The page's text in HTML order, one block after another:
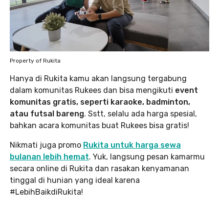
Property of Rukita
Hanya di Rukita kamu akan langsung tergabung
dalam komunitas Rukees dan bisa mengikuti event
komunitas gratis, seperti karaoke, badminton,
atau futsal bareng. Sstt, selalu ada harga spesial,
bahkan acara komunitas buat Rukees bisa gratis!
Nikmati juga promo Rukita untuk harga sewa
bulanan lebih hemat. Yuk, langsung pesan kamarmu
secara online di Rukita dan rasakan kenyamanan
tinggal di hunian yang ideal karena
#LebihBaikdiRukita!